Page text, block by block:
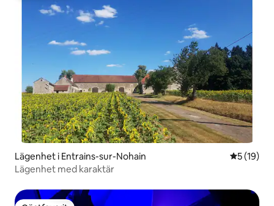
Lägenhet i Entrains-sur-Nohain 5 av 5 i
5 (19)
Lägenhet med karaktär